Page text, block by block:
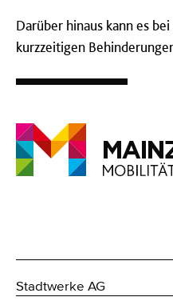
Darüber hinaus kann es
kurzzeitigen
Stadtwerke AG